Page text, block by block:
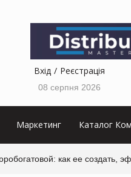
Вхід Реєстрація
08 серпня 2026
Маркетинг Каталог
как ее создать,